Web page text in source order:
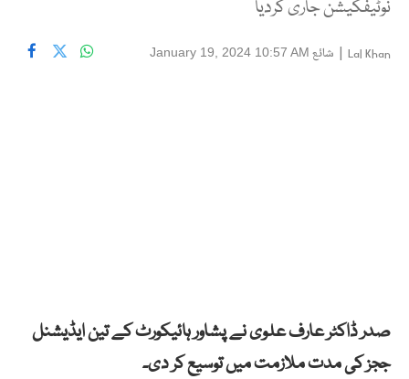
نوٹیفکیشن جاری کردیا
Lal Khan
| شائع January 19, 2024 10:57 AM
صدر ڈاکٹر عارف علوی نے پشاور ہائیکورٹ کے تین ایڈیشنل
ججز کی مدت ملازمت میں توسیع کر دی۔